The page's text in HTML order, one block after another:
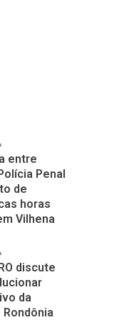
entre
Penal
de
horas
Vilhena
discute
da